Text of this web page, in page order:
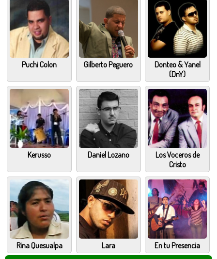
Puchi Colon Gilberto Peguero
Donteo & Yanel
(DnY)
Kerusso Daniel Lozano
Los Voceros de
Cristo
Rina Quesualpa Lara En tu Presencia